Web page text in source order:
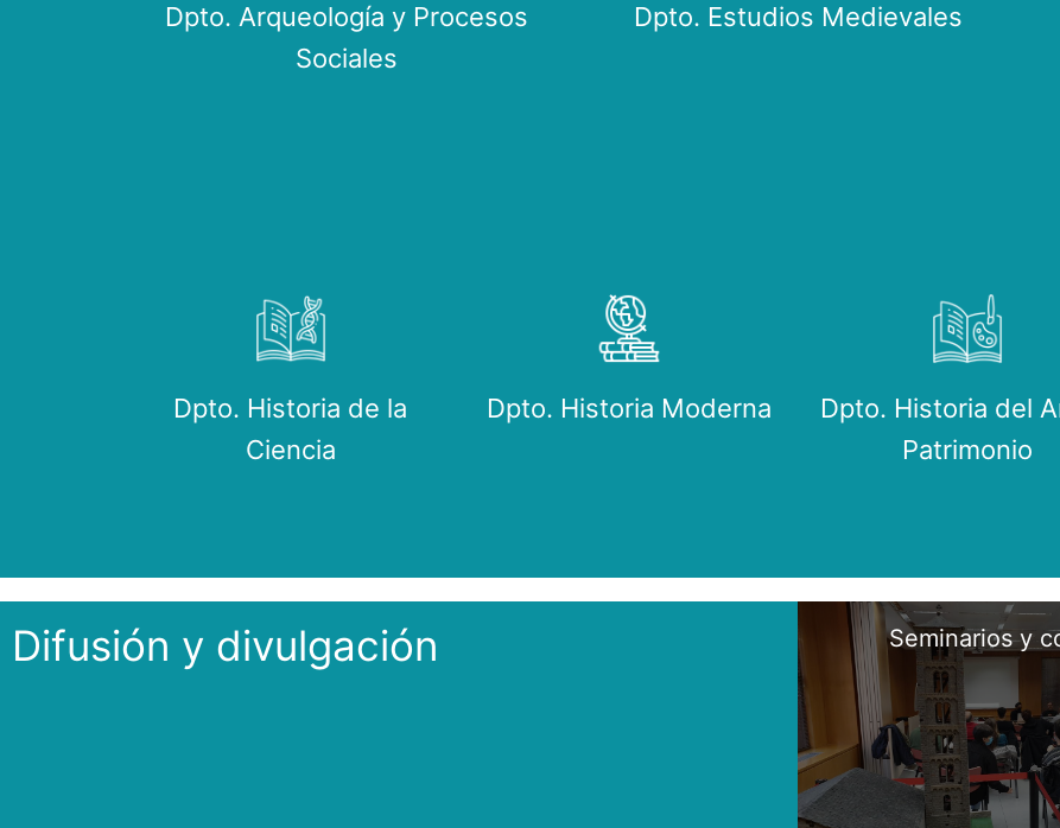
Dpto. Arqueología y Procesos
Sociales
Dpto. Estudios Medievales
Dpto. Historia de la
Ciencia
Dpto. Historia Moderna
Dpto. Historia del
Patrimonio
Difusión y divulgación Seminarios y